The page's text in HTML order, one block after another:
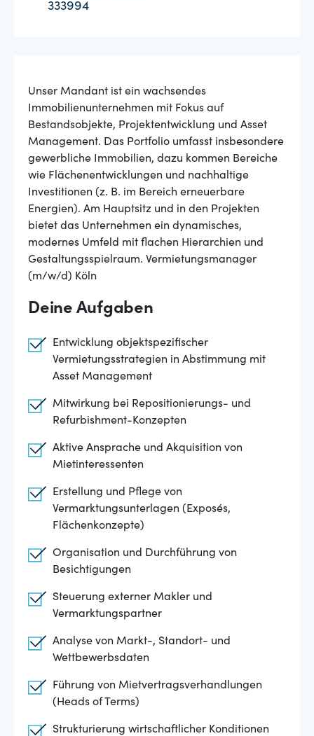
333994
Unser Mandant ist ein wachsendes
Immobilienunternehmen mit Fokus auf
Bestandsobjekte, Projektentwicklung und Asset
Management. Das Portfolio umfasst insbesondere
gewerbliche Immobilien, dazu kommen Bereiche
wie Flächenentwicklungen und nachhaltige
Investitionen (z. B. im Bereich erneuerbare
Energien). Am Hauptsitz und in den Projekten
bietet das Unternehmen ein dynamisches,
modernes Umfeld mit flachen Hierarchien und
Gestaltungsspielraum. Vermietungsmanager
(m/w/d) Köln
Deine Aufgaben
Entwicklung objektspezifischer
Vermietungsstrategien in Abstimmung mit
Asset Management
Mitwirkung bei Repositionierungs- und
Refurbishment-Konzepten
Aktive Ansprache und Akquisition von
Mietinteressenten
Erstellung und Pflege von
Vermarktungsunterlagen (Exposés,
Flächenkonzepte)
Organisation und Durchführung von
Besichtigungen
Steuerung externer Makler und
Vermarktungspartner
Analyse von Markt-, Standort- und
Wettbewerbsdaten
Führung von Mietvertragsverhandlungen
(Heads of Terms)
Strukturierung wirtschaftlicher Konditionen